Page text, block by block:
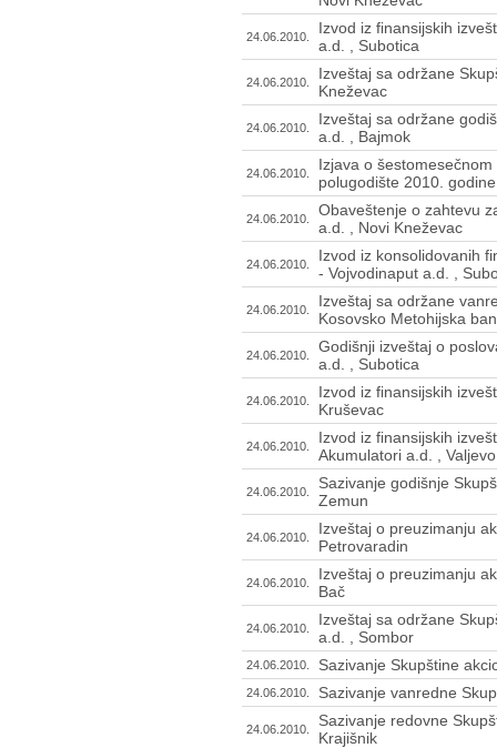
24.06.2010.
Izvod iz finansijskih
a.d. , Subotica
24.06.2010.
Izveštaj sa održane
Kneževac
24.06.2010.
Izveštaj sa održane
a.d. , Bajmok
24.06.2010.
Izjava o
polugodište 2010.
24.06.2010.
Obaveštenje o zahtevu
a.d. , Novi Kneževac
24.06.2010.
Izvod iz konsolidovanih
- Vojvodinaput a.d. ,
24.06.2010.
Izveštaj sa održane
Kosovsko Metohijska
24.06.2010.
Godišnji izveštaj o
a.d. , Subotica
24.06.2010.
Izvod iz finansijskih
Kruševac
24.06.2010.
Izvod iz finansijskih
Akumulatori a.d. , Valjevo
24.06.2010.
Sazivanje godišnje
Zemun
24.06.2010.
Izveštaj o preuzimanju
Petrovaradin
24.06.2010.
Izveštaj o preuzimanju
Bač
24.06.2010.
Izveštaj sa održane
a.d. , Sombor
24.06.2010. Sazivanje Skupštine
24.06.2010. Sazivanje vanredne
24.06.2010.
Sazivanje redovne
Krajišnik